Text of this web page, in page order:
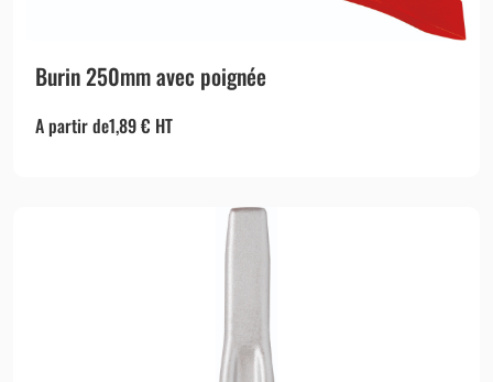
Burin 250mm avec poignée
A partir de1,89€ HT